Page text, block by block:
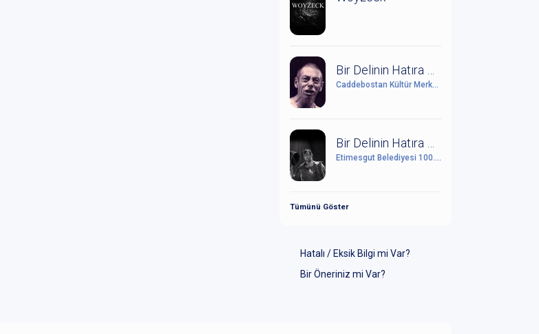
Caddebostan Kültür Merkezi
Etimesgut Belediyesi 100. Yıl Cumhuriyet Kültür Sanat Merkezi
Tümünü Göster
Hatalı / Eksik Bilgi mi Var?
Bir Öneriniz mi Var?